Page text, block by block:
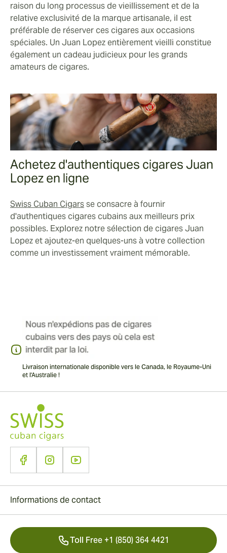
raison du long processus de vieillissement et de la
relative exclusivité de la marque artisanale, il est
préférable de réserver ces cigares aux occasions
spéciales. Un Juan Lopez entièrement vieilli constitue
également un cadeau judicieux pour les grands
amateurs de cigares.
Achetez d'authentiques cigares Juan
Lopez en ligne
Swiss Cuban Cigarsse consacre à fournir
d'authentiques cigares cubains aux meilleurs prix
possibles. Explorez notre sélection de cigares Juan
Lopez et ajoutez-en quelques-uns à votre collection
comme un investissement vraiment mémorable.
Livraison internationale disponible vers le Canada, le Royaume-Uni
et l'Australie !
Informations de contact
Toll Free +1 (850) 364 4421